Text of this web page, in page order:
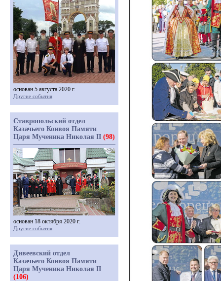
основан 5 августа 2020 г.
Другие события
Ставропольский отдел
Казачьего Конвоя Памяти
Царя Мученика Николая II (98)
основан 18 октября 2020 г.
Другие события
Дивеевский отдел
Казачьего Конвоя Памяти
Царя Мученика Николая II
(106)